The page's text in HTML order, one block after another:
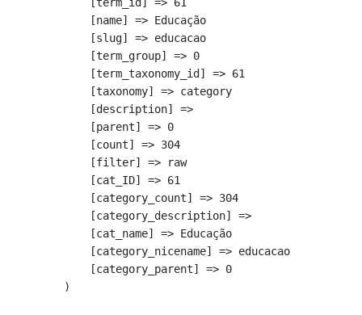
            [name] => Educação
            [slug] => educacao
            [term_group] => 0
            [term_taxonomy_id] => 61
            [taxonomy] => category
            [description] =>
            [parent] => 0
            [count] => 304
            [filter] => raw
            [cat_ID] => 61
            [category_count] => 304
            [category_description] =>
            [cat_name] => Educação
            [category_nicename] => educacao
            [category_parent] => 0
        )